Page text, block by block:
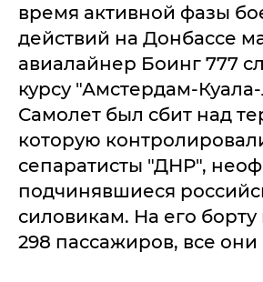
время активной фазы
действий на Донбассе
авиалайнер Боинг 777
курсу "Амстердам-
Самолет был сбит над
которую
сепаратисты "ДНР",
подчинявшиеся
силовикам. На его
298 пассажиров, все